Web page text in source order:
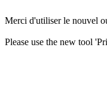
Merci d'utiliser le nouvel
Please use the new tool